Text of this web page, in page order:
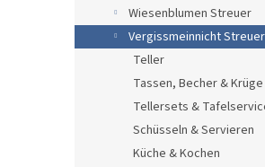
t
e
Wiesenblumen Streuer
Vergissmeinnicht Streuer
Teller
Tassen, Becher & Krüge
Tellersets &
Schüsseln & Servieren
Küche & Kochen